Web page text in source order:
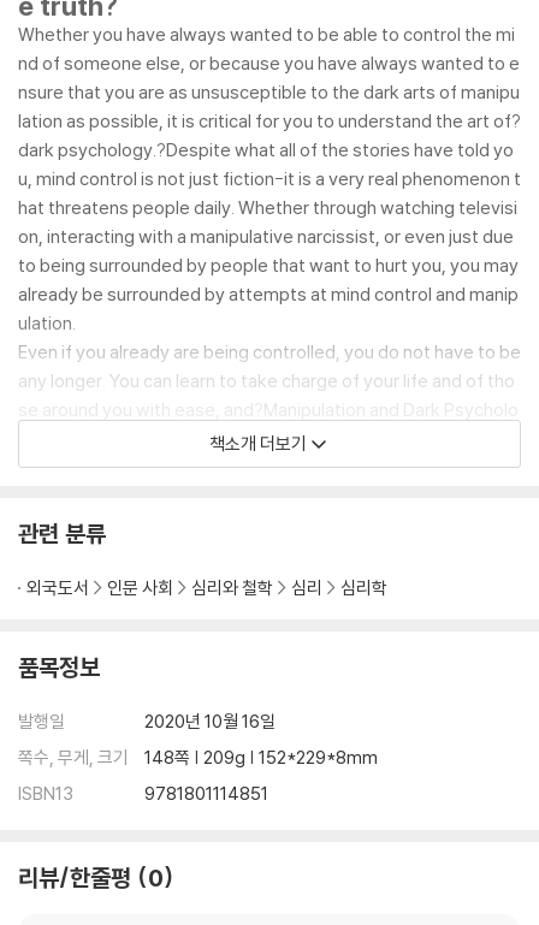
Whether you have always wanted to be able to control the mi
nd of someone else, or because you have always wanted to e
nsure that you are as unsusceptible to the dark arts of manipu
lation as possible, it is critical for you to understand the art of?
dark psychology.?Despite what all of the stories have told yo
u, mind control is not just fiction-it is a very real phenomenon t
hat threatens people daily. Whether through watching televisi
on, interacting with a manipulative narcissist, or even just due
to being surrounded by people that want to hurt you, you may
already be surrounded by attempts at mind control and manip
ulation.
Even if you already are being controlled, you do not have to be
any longer. You can learn to take charge of your life and of tho
se around you with ease, and? Manipulation and Dark Psycholo
is here to help you. In particular, dark psychology is the art
of understanding the minds of some of the most insidious pre
like to prey upon unsuspecting individuals and slowly encroac
ght into their methods of interacting with the world as you rea
g from what it is, how it works, how people use it, when to use
Information on persuasion and why it is so powerful, including
how it differs from manipulation
How to utilize rhetoric and the principles of persuasion to influ
e the persuasive individual you have always wanted to be
책소개 더보기
관련 분류
외국도서 인문 사회 심리와 철학 심리 심리학
품목정보
발행일
2020년 10월 16일
쪽수, 무게, 크기
148쪽 | 209g | 152*229*8mm
ISBN13
9781801114851
리뷰/한줄평 0